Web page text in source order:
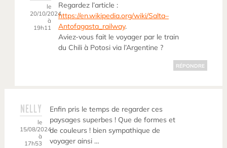
le
20/10/2024
à
19h11
Regardez l’article :
https://en.wikipedia.org/wiki/Salta–
Antofagasta_railway.
Aviez-vous fait le voyager par le train
du Chili à Potosi via l’Argentine ?
RÉPONDRE
NELLY
le
15/08/2024
à
17h53
Enfin pris le temps de regarder ces
paysages superbes ! Que de formes et
de couleurs ! bien sympathique de
voyager ainsi …